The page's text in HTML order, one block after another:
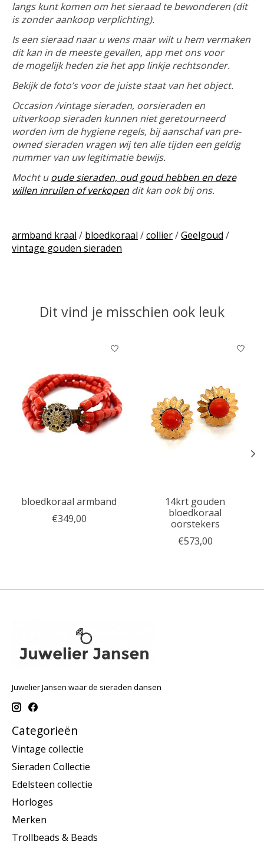
langs kunt komen om het sieraad te bewonderen (dit
is zonder aankoop verplichting).
Is een sieraad naar u wens maar wilt u hem vermaken
dit kan in de meeste gevallen, app met ons voor
de mogelijk heden zie het app linkje rechtsonder.
Bekijk de foto’s voor de juiste staat van het object.
Occasion /vintage sieraden, oorsieraden en
uitverkoop sieraden kunnen niet geretourneerd
worden ivm de hygiene regels, bij aanschaf van pre-
owned sieraden vragen wij ten alle tijden een geldig
nummer van uw legitimatie bewijs.
Mocht uoude sieraden, oud goud hebben en deze
willen inruilen of verkopen dit kan ook bij ons.
armband kraal / bloedkoraal /collier/Geelgoud /
vintage gouden sieraden
Dit vind je misschien ook leuk
Items van productcarrousel
bloedkoraal armband
€349,00
14krt gouden
bloedkoraal
oorstekers
€573,00
Juwelier Jansen waar de sieraden dansen
Categorieën
Vintage collectie
Sieraden Collectie
Edelsteen collectie
Horloges
Merken
Trollbeads & Beads